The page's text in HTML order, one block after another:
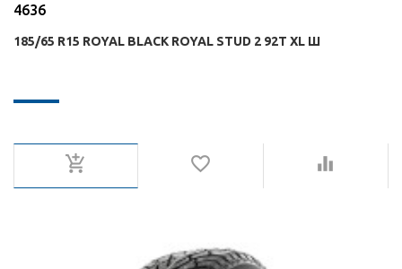
4636
185/65 R15 ROYAL BLACK ROYAL STUD 2 92T XL Ш